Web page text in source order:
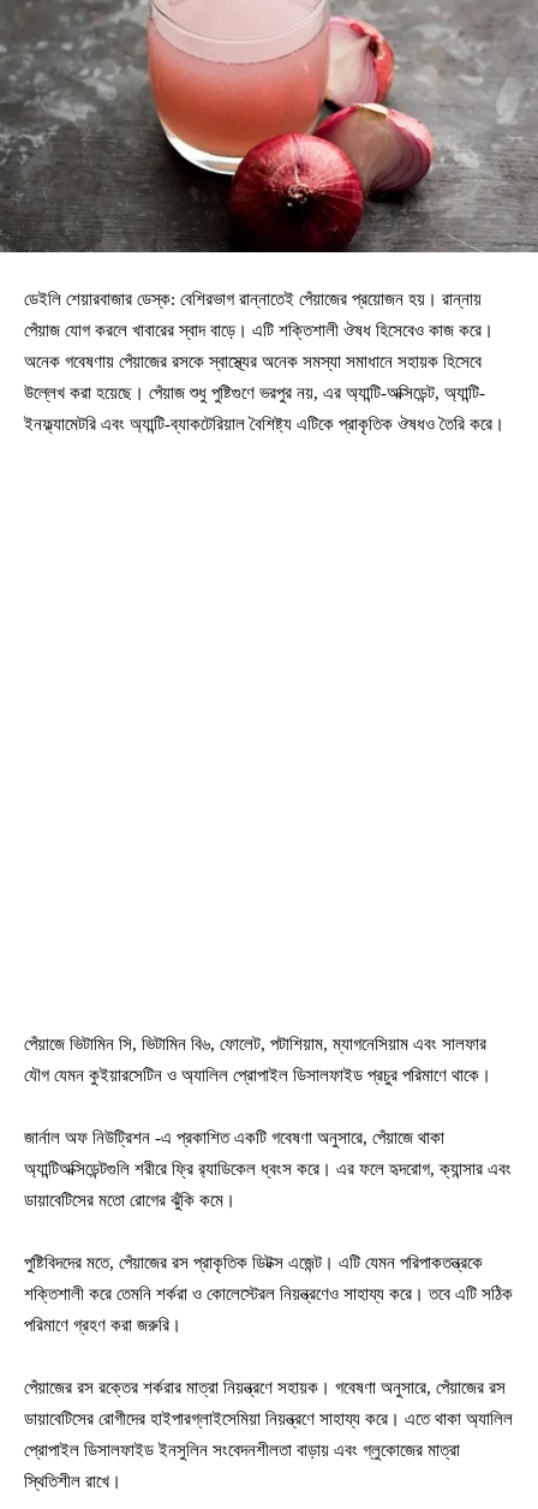
ডেইলি শেয়ারবাজার ডেস্ক: বেশিরভাগ রান্নাতেই পেঁয়াজের প্রয়োজন হয়। রান্নায়
পেঁয়াজ যোগ করলে খাবারের স্বাদ বাড়ে। এটি শক্তিশালী ঔষধ হিসেবেও কাজ করে।
অনেক গবেষণায় পেঁয়াজের রসকে স্বাস্থ্যের অনেক সমস্যা সমাধানে সহায়ক হিসেবে
উল্লেখ করা হয়েছে। পেঁয়াজ শুধু পুষ্টিগুণে ভরপুর নয়, এর অ্যান্টি-অক্সিডেন্ট, অ্যান্টি-
ইনফ্ল্যামেটরি এবং অ্যান্টি-ব্যাকটেরিয়াল বৈশিষ্ট্য এটিকে প্রাকৃতিক ঔষধও তৈরি করে।
পেঁয়াজে ভিটামিন সি, ভিটামিন বি৬, ফোলেট, পটাশিয়াম, ম্যাগনেসিয়াম এবং সালফার
যৌগ যেমন কুইয়ারসেটিন ও অ্যালিল প্রোপাইল ডিসালফাইড প্রচুর পরিমাণে থাকে।
জার্নাল অফ নিউট্রিশন -এ প্রকাশিত একটি গবেষণা অনুসারে, পেঁয়াজে থাকা
অ্যান্টিঅক্সিডেন্টগুলি শরীরে ফ্রি র‍্যাডিকেল ধ্বংস করে। এর ফলে হৃদরোগ, ক্যান্সার এবং
ডায়াবেটিসের মতো রোগের ঝুঁকি কমে।
পুষ্টিবিদদের মতে, পেঁয়াজের রস প্রাকৃতিক ডিটক্স এজেন্ট। এটি যেমন পরিপাকতন্ত্রকে
শক্তিশালী করে তেমনি শর্করা ও কোলেস্টেরল নিয়ন্ত্রণেও সাহায্য করে। তবে এটি সঠিক
পরিমাণে গ্রহণ করা জরুরি।
পেঁয়াজের রস রক্তের শর্করার মাত্রা নিয়ন্ত্রণে সহায়ক। গবেষণা অনুসারে, পেঁয়াজের রস
ডায়াবেটিসের রোগীদের হাইপারগ্লাইসেমিয়া নিয়ন্ত্রণে সাহায্য করে। এতে থাকা অ্যালিল
প্রোপাইল ডিসালফাইড ইনসুলিন সংবেদনশীলতা বাড়ায় এবং গ্লুকোজের মাত্রা
স্থিতিশীল রাখে।